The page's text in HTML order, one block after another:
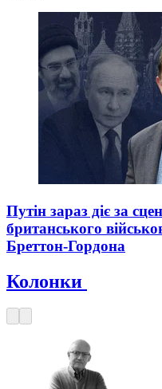
Путін зараз діє за
британського
Бреттон-Гордона
Колонки